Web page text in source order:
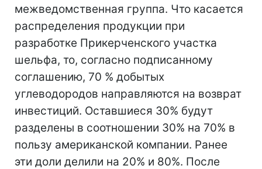
межведомственная группа. Что касается
распределения продукции при
разработке Прикерченского участка
шельфа, то, согласно подписанному
соглашению, 70 % добытых
углеводородов направляются на возврат
инвестиций. Оставшиеся 30% будут
разделены в соотношении 30% на 70% в
пользу американской компании. Ранее
эти доли делили на 20% и 80%. После